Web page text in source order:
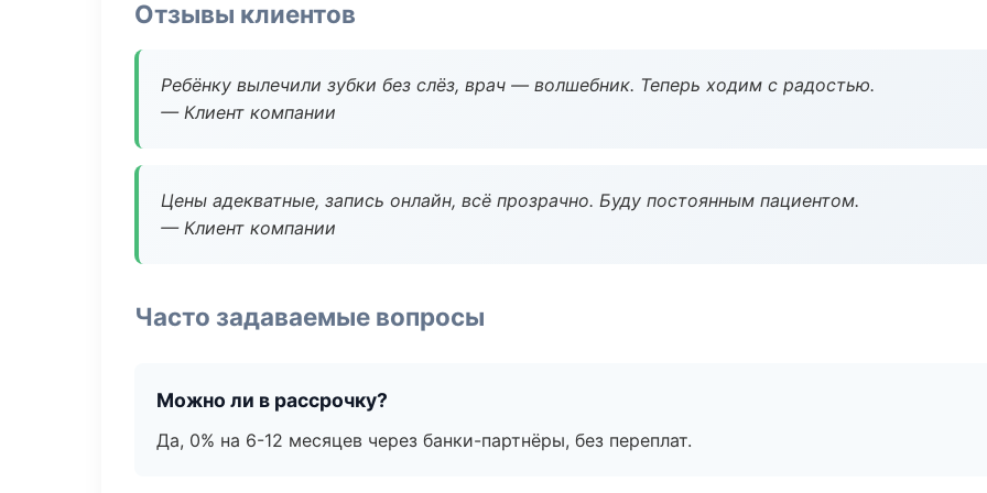
Отзывы клиентов
Ребёнку вылечили зубки без слёз, врач — волшебник. Теперь ходим с радостью.
— Клиент компании
Цены адекватные, запись онлайн, всё прозрачно. Буду постоянным пациентом.
— Клиент компании
Часто задаваемые вопросы
Можно ли в рассрочку?
Да, 0% на 6-12 месяцев через банки-партнёры, без переплат.